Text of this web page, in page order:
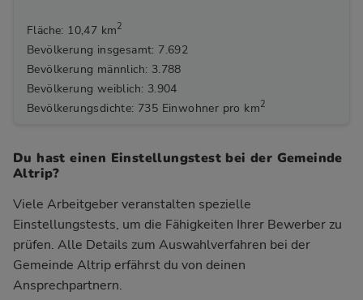
Fläche: 10,47 km2
Bevölkerung insgesamt: 7.692
Bevölkerung männlich: 3.788
Bevölkerung weiblich: 3.904
Bevölkerungsdichte: 735 Einwohner pro km2
Du hast einen Einstellungstest bei der Gemeinde
Altrip?
Viele Arbeitgeber veranstalten spezielle
Einstellungstests, um die Fähigkeiten Ihrer Bewerber zu
prüfen. Alle Details zum Auswahlverfahren bei der
Gemeinde Altriperfährst du von deinen
Ansprechpartnern.